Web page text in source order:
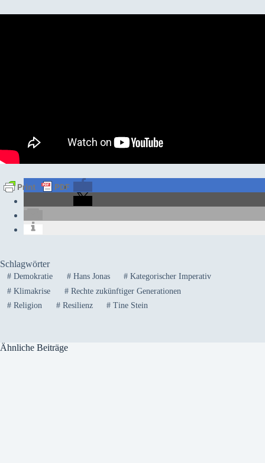
Schlagwörter
#Demokratie #Hans Jonas # Kategorischer Imperativ
#Klimakrise #Rechte zukünftiger Generationen
#Religion #Resilienz # Tine Stein
Ähnliche Beiträge